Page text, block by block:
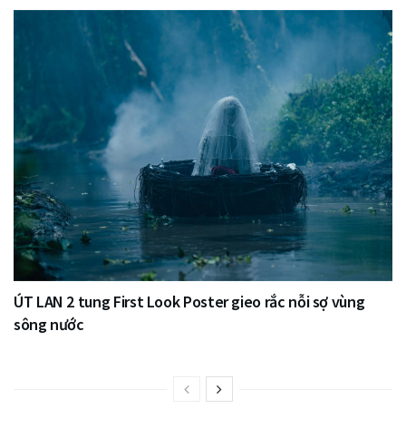
ÚT LAN 2 tung First Look Poster gieo rắc nỗi sợ vùng
sông nước